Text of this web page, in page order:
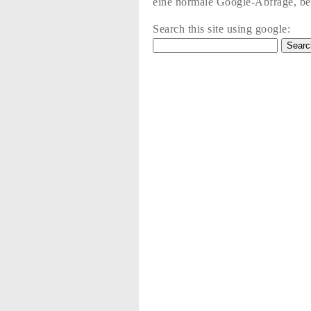
Search this site using google: